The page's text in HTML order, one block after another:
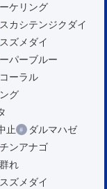
ケリング
スカシテンジクダイ
スズメダイ
パーブルー
ーラル
グ
止
ダルマハゼ
チンアナゴ
れ
ズメダイ